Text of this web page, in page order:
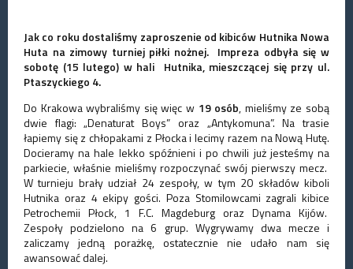
Jak co roku dostaliśmy zaproszenie od kibiców Hutnika Nowa
Huta na zimowy turniej piłki nożnej. Impreza odbyła się w
sobotę (15 lutego) w hali Hutnika, mieszczącej się przy ul.
Ptaszyckiego 4.
Do Krakowa wybraliśmy się więc w 19 osób, mieliśmy ze sobą
dwie flagi: „Denaturat Boys” oraz „Antykomuna”. Na trasie
łapiemy się z chłopakami z Płocka i lecimy razem na Nową Hutę.
Docieramy na hale lekko spóźnieni i po chwili już jesteśmy na
parkiecie, właśnie mieliśmy rozpoczynać swój pierwszy mecz.
W turnieju brały udział 24 zespoły, w tym 20 składów kiboli
Hutnika oraz 4 ekipy gości. Poza Stomilowcami zagrali kibice
Petrochemii Płock, 1 F.C. Magdeburg oraz Dynama Kijów.
Zespoły podzielono na 6 grup. Wygrywamy dwa mecze i
zaliczamy jedną porażkę, ostatecznie nie udało nam się
awansować dalej.